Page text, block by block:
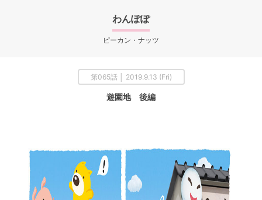
わんぽぽ
ピーカン・ナッツ
第065話 │ 2019.9.13 (Fri)
遊園地 後編